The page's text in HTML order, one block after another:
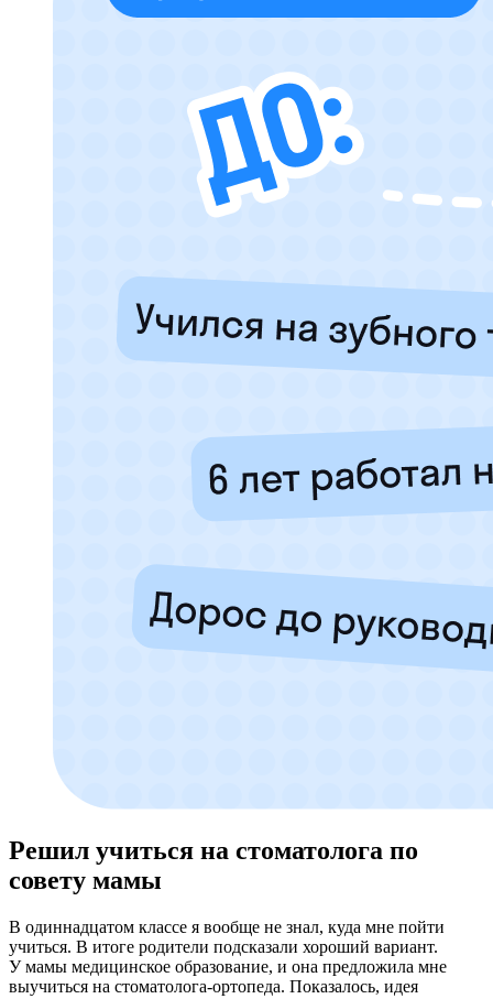
Решил учиться на стоматолога по
совету мамы
В одиннадцатом классе я вообще не знал, куда мне пойти
учиться. В итоге родители подсказали хороший вариант.
У мамы медицинское образование, и она предложила мне
выучиться на стоматолога-ортопеда. Показалось, идея